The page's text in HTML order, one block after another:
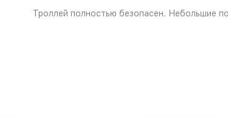
Троллей полностью безопасен. Небольшие